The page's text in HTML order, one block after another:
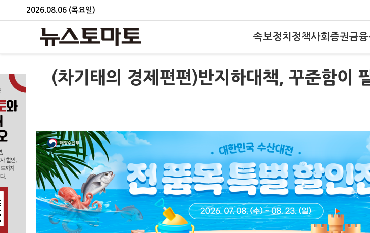
2026.08.06 (목요일)
속보정치 정책사회 증권금융
(차기태의 경제편편)반지하대책, 꾸준함이